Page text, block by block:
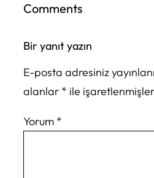
Comments
Bir yanıt yazın
E-posta adresiniz
alanlar * ile
Yorum *